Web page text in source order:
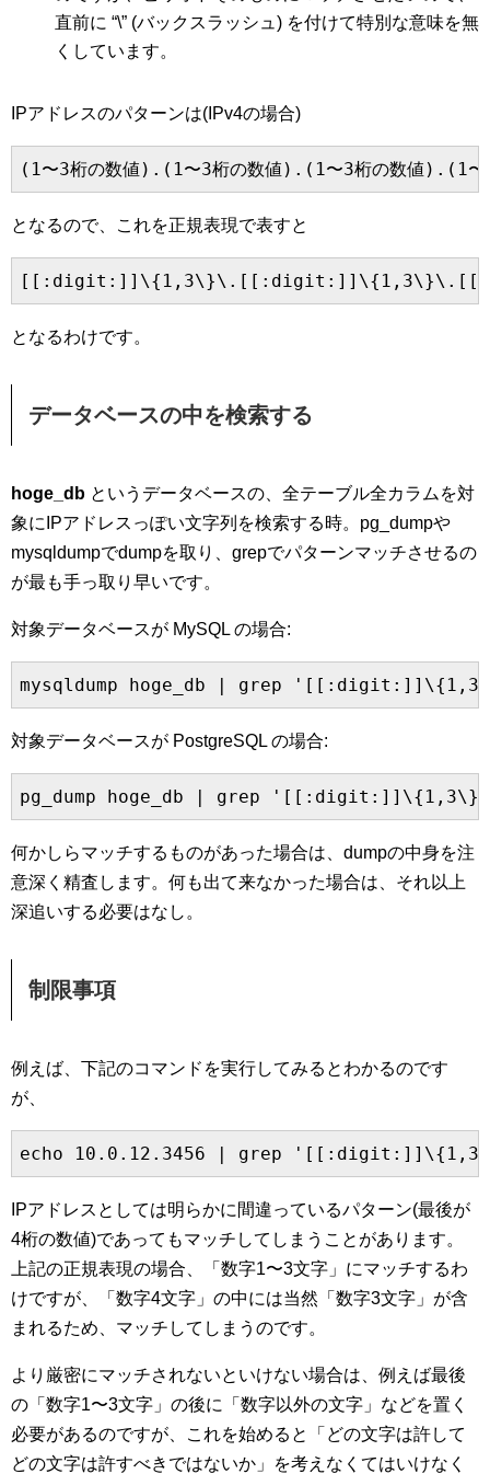
直前に “\” (バックスラッシュ) を付けて特別な意味を無
くしています。
IPアドレスのパターンは(IPv4の場合)
となるので、これを正規表現で表すと
となるわけです。
データベースの中を検索する
hoge_db というデータベースの、全テーブル全カラムを対
象にIPアドレスっぽい文字列を検索する時。pg_dumpや
mysqldumpでdumpを取り、grepでパターンマッチさせるの
が最も手っ取り早いです。
対象データベースが MySQL の場合:
対象データベースが PostgreSQL の場合:
何かしらマッチするものがあった場合は、dumpの中身を注
意深く精査します。何も出て来なかった場合は、それ以上
深追いする必要はなし。
制限事項
例えば、下記のコマンドを実行してみるとわかるのです
が、
IPアドレスとしては明らかに間違っているパターン(最後が
4桁の数値)であってもマッチしてしまうことがあります。
上記の正規表現の場合、「数字1〜3文字」にマッチするわ
けですが、「数字4文字」の中には当然「数字3文字」が含
まれるため、マッチしてしまうのです。
より厳密にマッチされないといけない場合は、例えば最後
の「数字1〜3文字」の後に「数字以外の文字」などを置く
必要があるのですが、これを始めると「どの文字は許して
どの文字は許すべきではないか」を考えなくてはいけなく